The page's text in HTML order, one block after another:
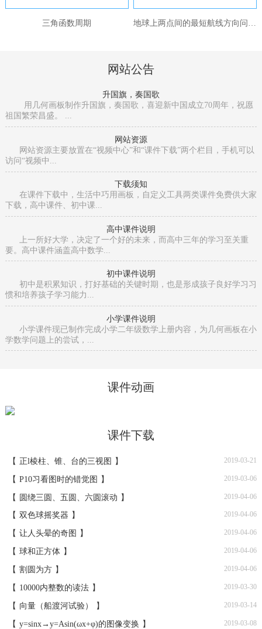
三角函数周期 地球上两点间的最短航线方向问题...
网站公告
升国旗，奏国歌
用几何画板制作升国旗，奏国歌，喜迎新中国成立70周年，祝愿
祖国繁荣昌盛。 ...
网站资源
网站资源主要放置在“视频中心”和“课件下载”两个栏目，手机可以
访问“视频中...
下载须知
在课件下载中，生活中巧用画板，自定义工具两类课件免费供大家
下载，高中课件、初中课...
高中课件说明
上一所好大学，决定了一个好的未来，而高中三年的学习至关重
要。高中课件涵盖高中数学...
初中课件说明
初中是积累知识，打好基础的关键时期，也是形成孩子良好学习习
惯和培养孩子学习能力...
小学课件说明
小学课件现已制作完成小学二年级数学上册内容，为几何画板在小
学数学问题上的尝试，...
课件动画
课件下载
2019-03-21
【 正l棱柱、锥、台的三视图 】
2019-03-06
【 P10习看图时的错觉图 】
2019-04-06
【 圆绕三圆、五圆、六圆滚动 】
2019-04-06
【 双色球摇奖器 】
2019-04-06
【 让人头晕的奇图 】
2019-04-06
【 球和正方体 】
2019-04-06
【 割圆为方 】
2019-03-30
【 10000内整数的读法 】
2019-03-14
【 向量（船渡河试验） 】
2019-03-08
【 y=sinx→y=Asin(ωx+φ)的图像变换 】